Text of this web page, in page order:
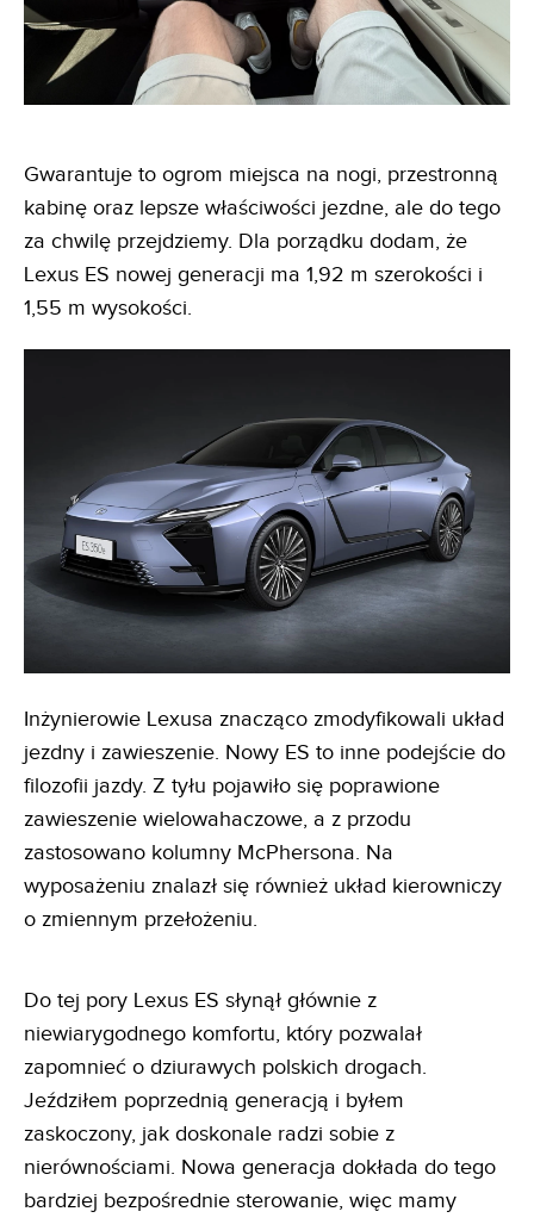
Gwarantuje to ogrom miejsca na nogi, przestronną
kabinę oraz lepsze właściwości jezdne, ale do tego
za chwilę przejdziemy. Dla porządku dodam, że
Lexus ES nowej generacji ma 1,92 m szerokości i
1,55 m wysokości.
Inżynierowie Lexusa znacząco zmodyfikowali układ
jezdny i zawieszenie. Nowy ES to inne podejście do
filozofii jazdy. Z tyłu pojawiło się poprawione
zawieszenie wielowahaczowe, a z przodu
zastosowano kolumny McPhersona. Na
wyposażeniu znalazł się również układ kierowniczy
o zmiennym przełożeniu.
Do tej pory Lexus ES słynął głównie z
niewiarygodnego komfortu, który pozwalał
zapomnieć o dziurawych polskich drogach.
Jeździłem poprzednią generacją i byłem
zaskoczony, jak doskonale radzi sobie z
nierównościami. Nowa generacja dokłada do tego
bardziej bezpośrednie sterowanie, więc mamy